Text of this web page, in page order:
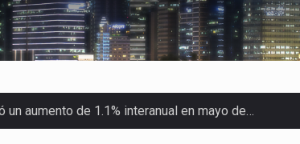
aumento de 1.1% interanual en mayo de…